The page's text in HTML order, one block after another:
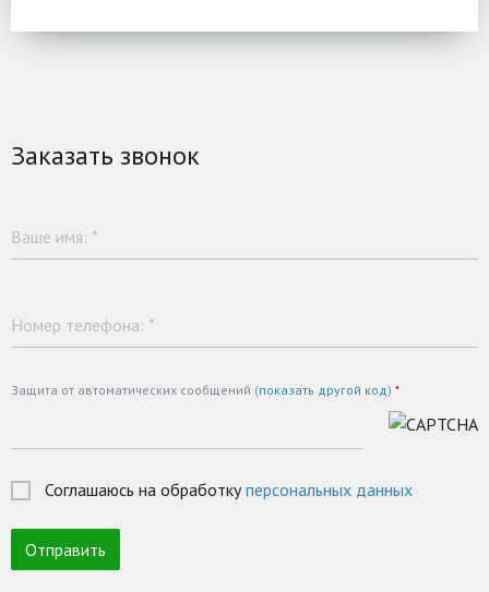
Заказать звонок
Ваше имя: *
Номер телефона: *
Защита от автоматических сообщений (показать другой код) *
Соглашаюсь на обработкуперсональных данных